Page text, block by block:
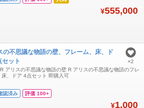
¥555,000
の不思議な物語の壁、フレーム、床、ド
セット
アリスの不思議な物語の壁 R アリスの不思議な物語のフレ
床、ドア 4点セット 即購入可
認済み 評価 100+
¥1,000
×2